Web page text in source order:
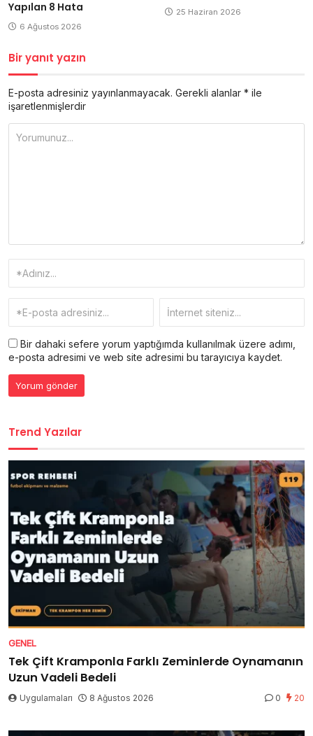
Yapılan 8 Hata
6 Ağustos 2026
25 Haziran 2026
Bir yanıt yazın
E-posta adresiniz yayınlanmayacak. Gerekli alanlar * ile
işaretlenmişlerdir
Bir dahaki sefere yorum yaptığımda kullanılmak üzere adımı,
e-posta adresimi ve web site adresimi bu tarayıcıya kaydet.
Trend Yazılar
GENEL
Tek Çift Kramponla Farklı Zeminlerde Oynamanın
Uzun Vadeli Bedeli
Uygulamaları 8 Ağustos 2026 0 20